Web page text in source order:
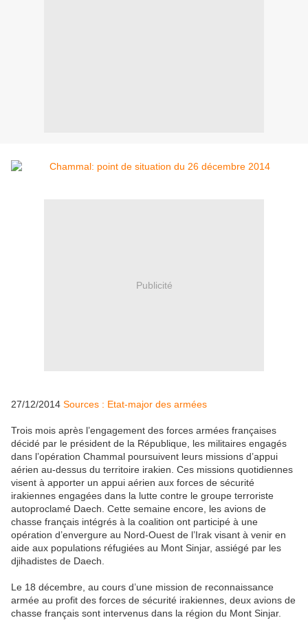
Publicité
27/12/2014 Sources : Etat-major des armées
Trois mois après l’engagement des forces armées françaises
décidé par le président de la République, les militaires engagés
dans l’opération Chammal poursuivent leurs missions d’appui
aérien au-dessus du territoire irakien. Ces missions quotidiennes
visent à apporter un appui aérien aux forces de sécurité
irakiennes engagées dans la lutte contre le groupe terroriste
autoproclamé Daech. Cette semaine encore, les avions de
chasse français intégrés à la coalition ont participé à une
opération d’envergure au Nord-Ouest de l’Irak visant à venir en
aide aux populations réfugiées au Mont Sinjar, assiégé par les
djihadistes de Daech.
Le 18 décembre, au cours d’une mission de reconnaissance
armée au profit des forces de sécurité irakiennes, deux avions de
chasse français sont intervenus dans la région du Mont Sinjar.